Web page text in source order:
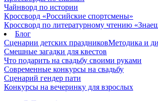
Чайнворд по истории
Кроссворд «Российские спортсмены»
Кроссворд по литературному чтению
Блог
Сценарии детских праздниковМетодика и
Смешные загадки для квестов
Что подарить на свадьбу своими руками
Современные конкурсы на свадьбу
Сценарий гендер пати
Конкурсы на вечеринку для взрослых